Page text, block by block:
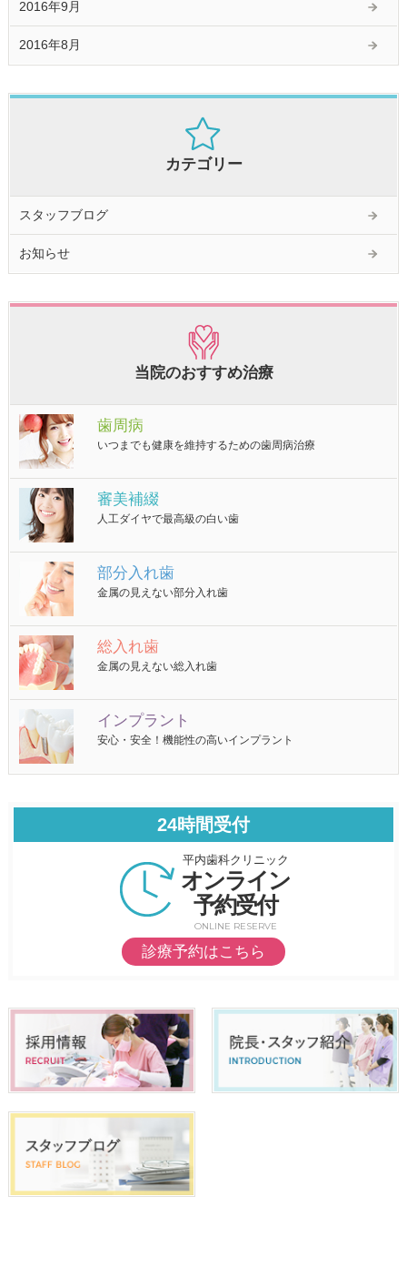
2016年9月
2016年8月
カテゴリー
スタッフブログ
お知らせ
当院のおすすめ治療
歯周病
いつまでも健康を維持するための歯周病治療
審美補綴
人工ダイヤで最高級の白い歯
部分入れ歯
金属の見えない部分入れ歯
総入れ歯
金属の見えない総入れ歯
インプラント
安心・安全！機能性の高いインプラント
24時間受付
平内歯科クリニック
オンライン
予約受付
ONLINE RESERVE
診療予約はこちら